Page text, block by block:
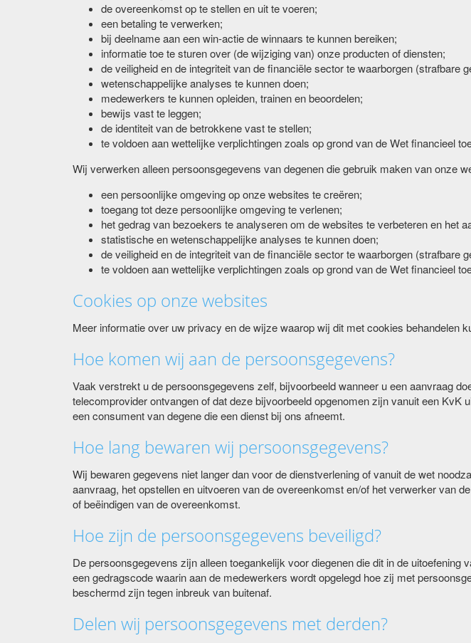
de overeenkomst op te stellen en uit te voeren;
een betaling te verwerken;
bij deelname aan een win-actie de winnaars te kunnen bereiken;
informatie toe te sturen over (de wijziging van) onze producten of diensten;
de veiligheid en de integriteit van de financiële sector te waarborgen (strafbare
wetenschappelijke analyses te kunnen doen;
medewerkers te kunnen opleiden, trainen en beoordelen;
bewijs vast te leggen;
de identiteit van de betrokkene vast te stellen;
te voldoen aan wettelijke verplichtingen zoals op grond van de Wet financieel
Wij verwerken alleen persoonsgegevens van degenen die gebruik maken van onze
een persoonlijke omgeving op onze websites te creëren;
toegang tot deze persoonlijke omgeving te verlenen;
het gedrag van bezoekers te analyseren om de websites te verbeteren en het
statistische en wetenschappelijke analyses te kunnen doen;
de veiligheid en de integriteit van de financiële sector te waarborgen (strafbare
te voldoen aan wettelijke verplichtingen zoals op grond van de Wet financieel
Cookies op onze websites
Meer informatie over uw privacy en de wijze waarop wij dit met cookies behandelen
Hoe komen wij aan de persoonsgegevens?
Vaak verstrekt u de persoonsgegevens zelf, bijvoorbeeld wanneer u een aanvraag
telecomprovider ontvangen of dat deze bijvoorbeeld opgenomen zijn vanuit een
een consument van degene die een dienst bij ons afneemt.
Hoe lang bewaren wij persoonsgegevens?
Wij bewaren gegevens niet langer dan voor de dienstverlening of vanuit de wet
aanvraag, het opstellen en uitvoeren van de overeenkomst en/of het verwerker van
of beëindigen van de overeenkomst.
Hoe zijn de persoonsgegevens beveiligd?
De persoonsgegevens zijn alleen toegankelijk voor diegenen die dit in de
een gedragscode waarin aan de medewerkers wordt opgelegd hoe zij met
beschermd zijn tegen inbreuk van buitenaf.
Delen wij persoonsgegevens met derden?